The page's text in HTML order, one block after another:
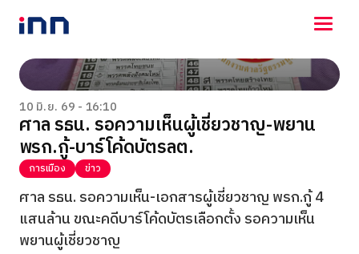
NEWS
ENTERTAINMENT
LIFESTYLE
HOROSCOPE
LOTTERY
VIDEO
ร่วมด้วยช่วยกัน
10 มิ.ย. 69 - 16:10
ศาล รธน. รอความเห็นผู้เชี่ยวชาญ-พยาน
พรก.กู้-บาร์โค้ดบัตรลต.
การเมือง ข่าว
ศาล รธน. รอความเห็น-เอกสารผู้เชี่ยวชาญ พรก.กู้ 4
แสนล้าน ขณะคดีบาร์โค้ดบัตรเลือกตั้ง รอความเห็น
พยานผู้เชี่ยวชาญ